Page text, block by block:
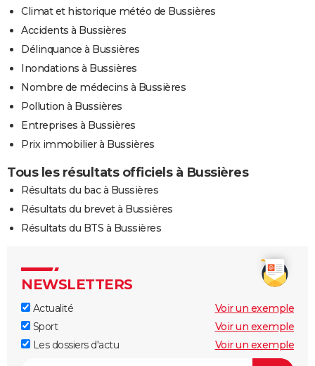
Climat et historique météo de Bussières
Accidents à Bussières
Délinquance à Bussières
Inondations à Bussières
Nombre de médecins à Bussières
Pollution à Bussières
Entreprises à Bussières
Prix immobilier à Bussières
Tous les résultats officiels à Bussières
Résultats du bac à Bussières
Résultats du brevet à Bussières
Résultats du BTS à Bussières
NEWSLETTERS
Actualité
Voir un exemple
Sport
Voir un exemple
Les dossiers d'actu
Voir un exemple